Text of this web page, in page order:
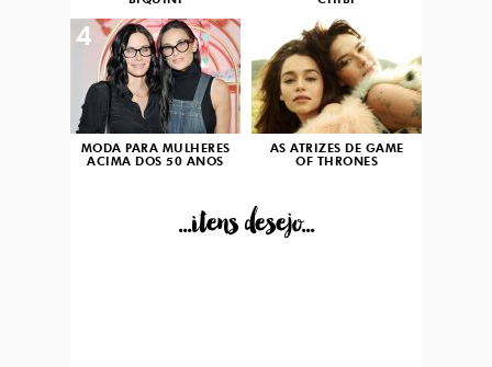
MODA PARA MULHERES
ACIMA DOS 50 ANOS
4
AS ATRIZES DE GAME
OF THRONES
...itens desejo...